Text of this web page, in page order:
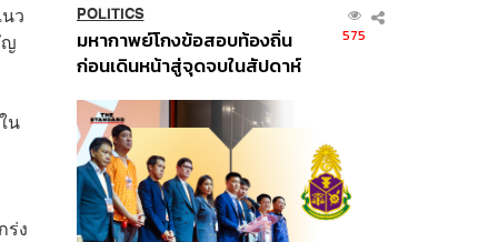
ว
ญ
น
ร่ง
POLITICS
มหากาพย์โกงข้อสอบท้องถิ่น
ก่อนเดินหน้าสู่จุดจบในสัปดาห์
575